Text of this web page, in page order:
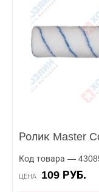
Ролик Master
Код товара —
ЦЕНА 109 РУБ.